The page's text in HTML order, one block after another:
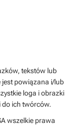
tekstów lub
jest powiązana i/lub
loga i obrazki
ich twórców.
wszelkie prawa